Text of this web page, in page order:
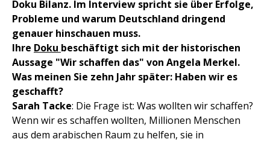
Doku Bilanz. Im Interview spricht sie über Erfolge,
Probleme und warum Deutschland dringend
genauer hinschauen muss.
Ihre Doku beschäftigt sich mit der historischen
Aussage "Wir schaffen das" von Angela Merkel.
Was meinen Sie zehn Jahr später: Haben wir es
geschafft?
Sarah Tacke: Die Frage ist: Was wollten wir schaffen?
Wenn wir es schaffen wollten, Millionen Menschen
aus dem arabischen Raum zu helfen, sie in